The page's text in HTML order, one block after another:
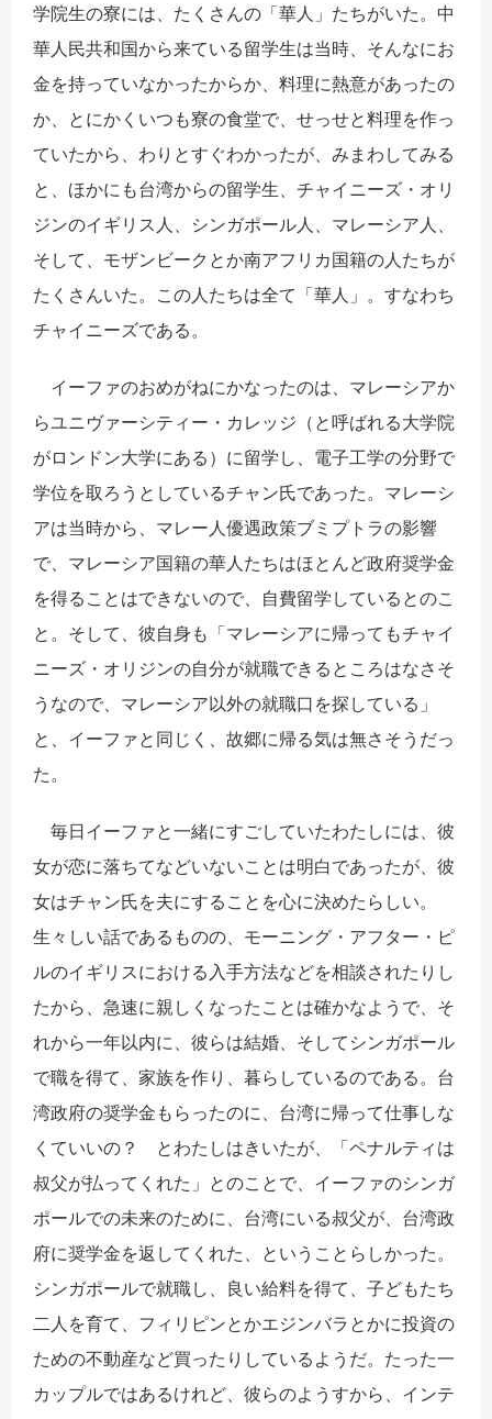
学院生の寮には、たくさんの「華人」たちがいた。中
華人民共和国から来ている留学生は当時、そんなにお
金を持っていなかったからか、料理に熱意があったの
か、とにかくいつも寮の食堂で、せっせと料理を作っ
ていたから、わりとすぐわかったが、みまわしてみる
と、ほかにも台湾からの留学生、チャイニーズ・オリ
ジンのイギリス人、シンガポール人、マレーシア人、
そして、モザンビークとか南アフリカ国籍の人たちが
たくさんいた。この人たちは全て「華人」。すなわち
チャイニーズである。
イーファのおめがねにかなったのは、マレーシアか
らユニヴァーシティー・カレッジ（と呼ばれる大学院
がロンドン大学にある）に留学し、電子工学の分野で
学位を取ろうとしているチャン氏であった。マレーシ
アは当時から、マレー人優遇政策ブミプトラの影響
で、マレーシア国籍の華人たちはほとんど政府奨学金
を得ることはできないので、自費留学しているとのこ
と。そして、彼自身も「マレーシアに帰ってもチャイ
ニーズ・オリジンの自分が就職できるところはなさそ
うなので、マレーシア以外の就職口を探している」
と、イーファと同じく、故郷に帰る気は無さそうだっ
た。
毎日イーファと一緒にすごしていたわたしには、彼
女が恋に落ちてなどいないことは明白であったが、彼
女はチャン氏を夫にすることを心に決めたらしい。
生々しい話であるものの、モーニング・アフター・ピ
ルのイギリスにおける入手方法などを相談されたりし
たから、急速に親しくなったことは確かなようで、そ
れから一年以内に、彼らは結婚、そしてシンガポール
で職を得て、家族を作り、暮らしているのである。台
湾政府の奨学金もらったのに、台湾に帰って仕事しな
くていいの？ とわたしはきいたが、「ペナルティは
叔父が払ってくれた」とのことで、イーファのシンガ
ポールでの未来のために、台湾にいる叔父が、台湾政
府に奨学金を返してくれた、ということらしかった。
シンガポールで就職し、良い給料を得て、子どもたち
二人を育て、フィリピンとかエジンバラとかに投資の
ための不動産など買ったりしているようだ。たった一
カップルではあるけれど、彼らのようすから、インテ